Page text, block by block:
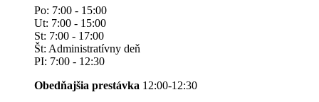
Po: 7:00 - 15:00
Ut: 7:00 - 15:00
St: 7:00 - 17:00
Št: Administratívny deň
PI: 7:00 - 12:30
Obedňajšia prestávka 12:00-12:30